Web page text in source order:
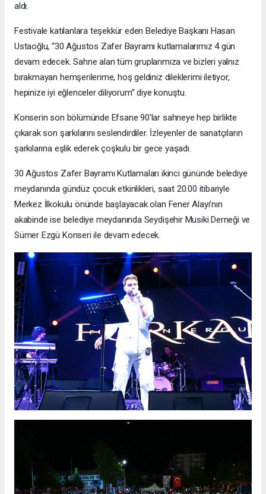
aldı.
Festivale katılanlara teşekkür eden Belediye Başkanı Hasan
Ustaoğlu, “30 Ağustos Zafer Bayramı kutlamalarımız 4 gün
devam edecek. Sahne alan tüm gruplarımıza ve bizleri yalnız
bırakmayan hemşerilerime, hoş geldiniz dileklerimi iletiyor,
hepinize iyi eğlenceler diliyorum” diye konuştu.
Konserin son bölümünde Efsane 90'lar sahneye hep birlikte
çıkarak son şarkılarını seslendirdiler. İzleyenler de sanatçıların
şarkılarına eşlik ederek çoşkulu bir gece yaşadı.
30 Ağustos Zafer Bayramı Kutlamaları ikinci gününde belediye
meydanında gündüz çocuk etkinlikleri, saat 20.00 itibariyle
Merkez İlkokulu önünde başlayacak olan Fener Alayı’nın
akabinde ise belediye meydanında Seydişehir Musiki Derneği ve
Sümer Ezgü Konseri ile devam edecek.